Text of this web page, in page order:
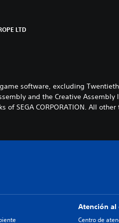
LTD
software, excluding
and the Creative
of SEGA CORPORATION. All
Atención al
Centro de